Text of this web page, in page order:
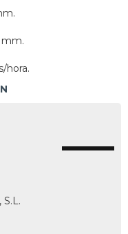
mm.
hora.